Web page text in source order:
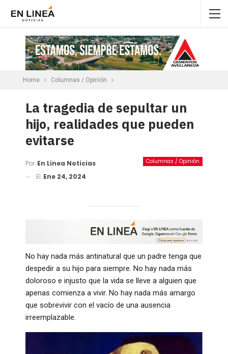
Home Columnas / Opinión
La tragedia de sepultar un
hijo, realidades que pueden
evitarse
Columnas / Opinión
Por En Linea Noticias
El Ene 24, 2024
No hay nada más antinatural que un padre tenga que
despedir a su hijo para siempre. No hay nada más
doloroso e injusto que la vida se lleve a alguien que
apenas comienza a vivir. No hay nada más amargo
que sobrevivir con el vacío de una ausencia
irreemplazable.